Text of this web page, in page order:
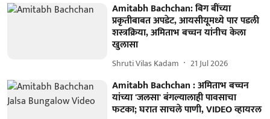
Amitabh Bachchan: बिग बींच्या
प्रकृतीबाबत अपडेट, आयसीयूमध्ये पार पडली
शस्त्रक्रिया, अमिताभ बच्चन यांनीच केला
खुलासा
Shruti Vilas Kadam 21 Jul 2026
Amitabh Bachchan : अमिताभ बच्चन
यांच्या 'जलसा' बंगल्यालाही पावसाचा
फटका; घरात साचले पाणी, VIDEO व्हायरल